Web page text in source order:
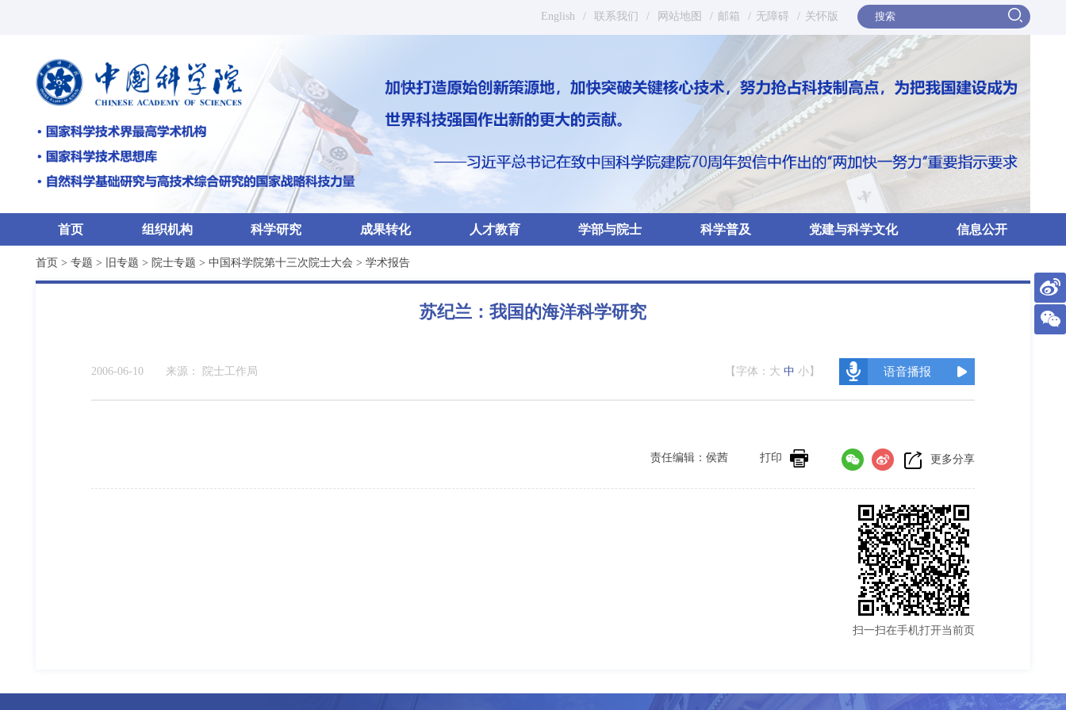
English / 联系我们 / 网站地图 / 邮箱 / 无障碍 / 关怀版
首页 组织机构 科学研究 成果转化 人才教育 学部与院士 科学普及 党建与科学文化 信息公开
首页 > 专题 > 旧专题 > 院士专题 > 中国科学院第十三次院士大会 > 学术报告
苏纪兰：我国的海洋科学研究
2006-06-10 来源： 院士工作局 【字体： 大 中 小 】 语音播报
更多分享
打印
责任编辑：侯茜
扫一扫在手机打开当前页